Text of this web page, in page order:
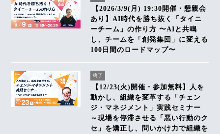
【2026/3/9(月) 19:30開催・懇親会
あり】AI時代を勝ち抜く「タイニ
ーチーム」の作り方 〜AIと共鳴
し、チームを「創発集団」に変える
100日間のロードマップ〜
終了
【12/23(火)開催・参加無料】人を
動かし、組織を変革する「チェン
ジ・マネジメント」実践セミナー
～現場を停滞させる「悪い行動のク
セ」を矯正し、問いかけ力で組織を